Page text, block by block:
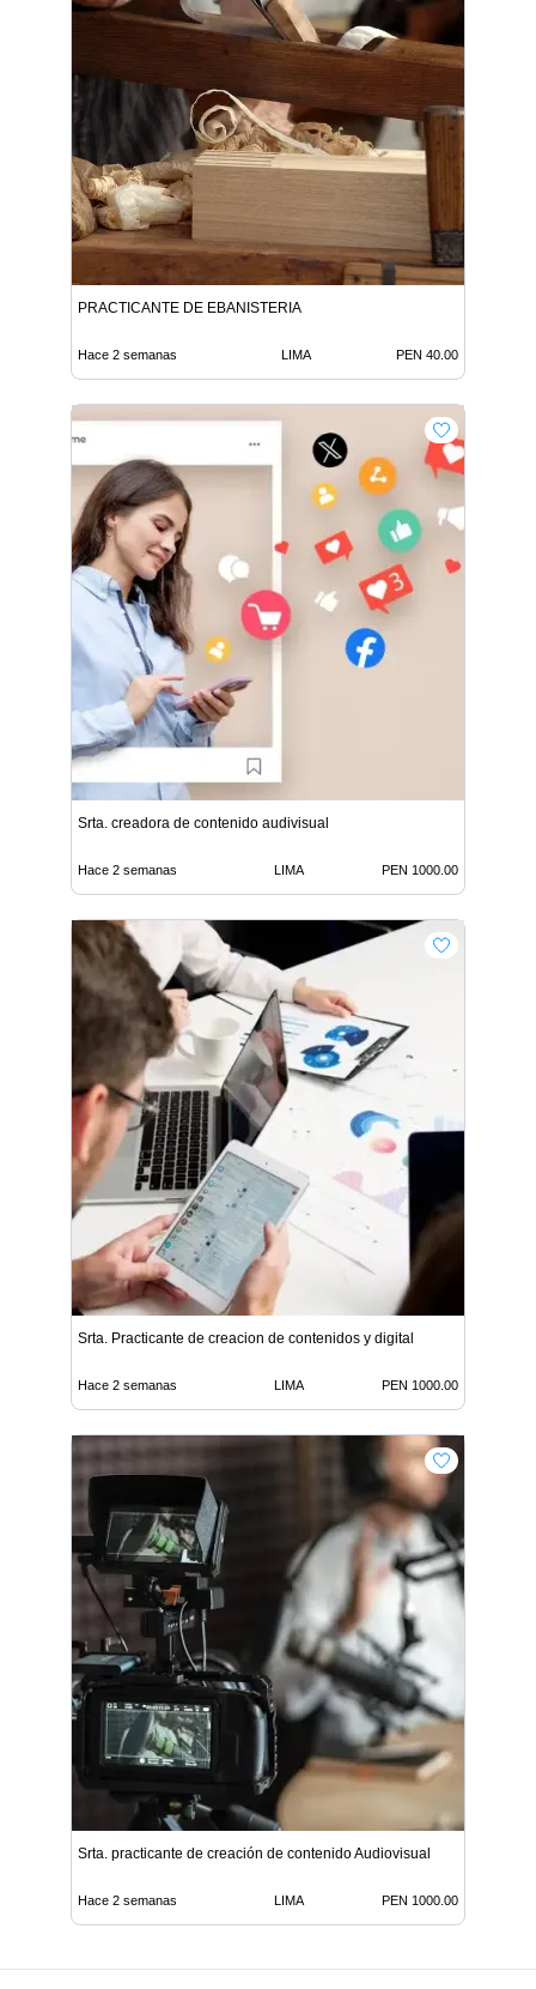
PRACTICANTE DE EBANISTERIA
Hace 2 semanas LIMA PEN 40.00
Srta. creadora de contenido audivisual
Hace 2 semanas LIMA PEN 1000.00
Srta. Practicante de creacion de contenidos y digital
Hace 2 semanas LIMA PEN 1000.00
Srta. practicante de creación de contenido Audiovisual
Hace 2 semanas LIMA PEN 1000.00